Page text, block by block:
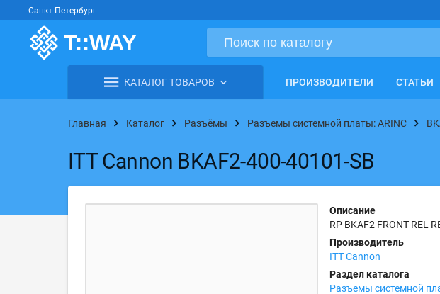
Санкт-Петербург
КАТАЛОГ ТОВАРОВ ПРОИЗВОДИТЕЛИ СТАТЬИ
Главная Каталог Разъёмы Разъемы системной платы: ARINC
ITT Cannon BKAF2-400-40101-SB
Описание
RP BKAF2 FRONT REL
Производитель
ITT Cannon
Раздел каталога
Разъемы системной